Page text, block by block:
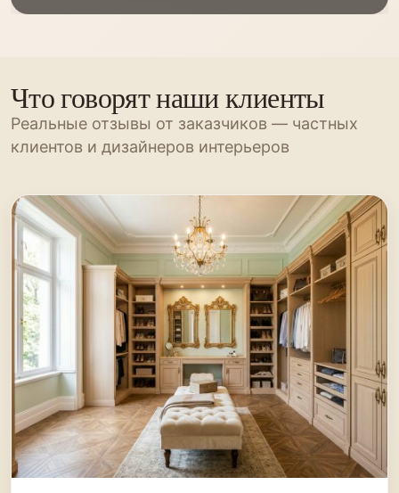
Что говорят наши клиенты
Реальные отзывы от заказчиков — частных
клиентов и дизайнеров интерьеров